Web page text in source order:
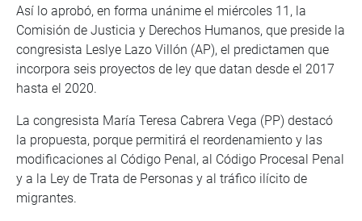
Así lo aprobó, en forma unánime el miércoles 11, la
Comisión de Justicia y Derechos Humanos, que preside la
congresista Leslye Lazo Villón (AP), el predictamen que
incorpora seis proyectos de ley que datan desde el 2017
hasta el 2020.
La congresista María Teresa Cabrera Vega (PP) destacó
la propuesta, porque permitirá el reordenamiento y las
modificaciones al Código Penal, al Código Procesal Penal
y a la Ley de Trata de Personas y al tráfico ilícito de
migrantes.